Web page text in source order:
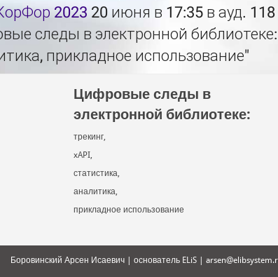
2023 20 июня в 17:35 в ауд.
следы в электронной библиотеке:
прикладное использование"